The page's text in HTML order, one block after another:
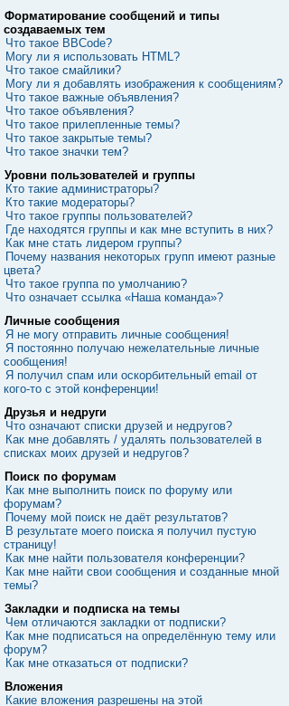
Форматирование сообщений и типы
создаваемых тем
Что такое BBCode?
Могу ли я использовать HTML?
Что такое смайлики?
Могу ли я добавлять изображения к сообщениям?
Что такое важные объявления?
Что такое объявления?
Что такое прилепленные темы?
Что такое закрытые темы?
Что такое значки тем?
Уровни пользователей и группы
Кто такие администраторы?
Кто такие модераторы?
Что такое группы пользователей?
Где находятся группы и как мне вступить в них?
Как мне стать лидером группы?
Почему названия некоторых групп имеют разные
цвета?
Что такое группа по умолчанию?
Что означает ссылка «Наша команда»?
Личные сообщения
Я не могу отправить личные сообщения!
Я постоянно получаю нежелательные личные
сообщения!
Я получил спам или оскорбительный email от
кого-то с этой конференции!
Друзья и недруги
Что означают списки друзей и недругов?
Как мне добавлять / удалять пользователей в
списках моих друзей и недругов?
Поиск по форумам
Как мне выполнить поиск по форуму или
форумам?
Почему мой поиск не даёт результатов?
В результате моего поиска я получил пустую
страницу!
Как мне найти пользователя конференции?
Как мне найти свои сообщения и созданные мной
темы?
Закладки и подписка на темы
Чем отличаются закладки от подписки?
Как мне подписаться на определённую тему или
форум?
Как мне отказаться от подписки?
Вложения
Какие вложения разрешены на этой